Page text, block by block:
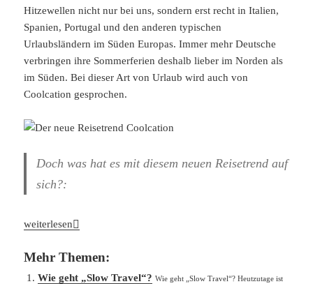
Hitzewellen nicht nur bei uns, sondern erst recht in Italien,
Spanien, Portugal und den anderen typischen
Urlaubsländern im Süden Europas. Immer mehr Deutsche
verbringen ihre Sommerferien deshalb lieber im Norden als
im Süden. Bei dieser Art von Urlaub wird auch von
Coolcation gesprochen.
Doch was hat es mit diesem neuen Reisetrend auf
sich?:
Der neue Reisetrend „Coolcation“
weiterlesen
Mehr Themen:
Wie geht „Slow Travel“? Wie geht „Slow Travel“? Heutzutage ist